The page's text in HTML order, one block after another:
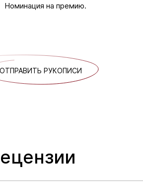
Номинация на премию.
ОТПРАВИТЬ РУКОПИСИ